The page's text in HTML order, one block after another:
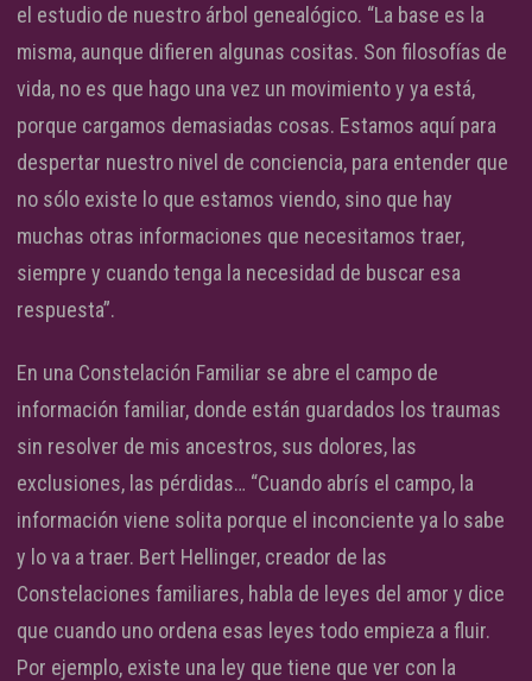
el estudio de nuestro árbol genealógico. “La base es la
misma, aunque difieren algunas cositas. Son filosofías de
vida, no es que hago una vez un movimiento y ya está,
porque cargamos demasiadas cosas. Estamos aquí para
despertar nuestro nivel de conciencia, para entender que
no sólo existe lo que estamos viendo, sino que hay
muchas otras informaciones que necesitamos traer,
siempre y cuando tenga la necesidad de buscar esa
respuesta”.
En una Constelación Familiar se abre el campo de
información familiar, donde están guardados los traumas
sin resolver de mis ancestros, sus dolores, las
exclusiones, las pérdidas… “Cuando abrís el campo, la
información viene solita porque el inconciente ya lo sabe
y lo va a traer. Bert Hellinger, creador de las
Constelaciones familiares, habla de leyes del amor y dice
que cuando uno ordena esas leyes todo empieza a fluir.
Por ejemplo, existe una ley que tiene que ver con la